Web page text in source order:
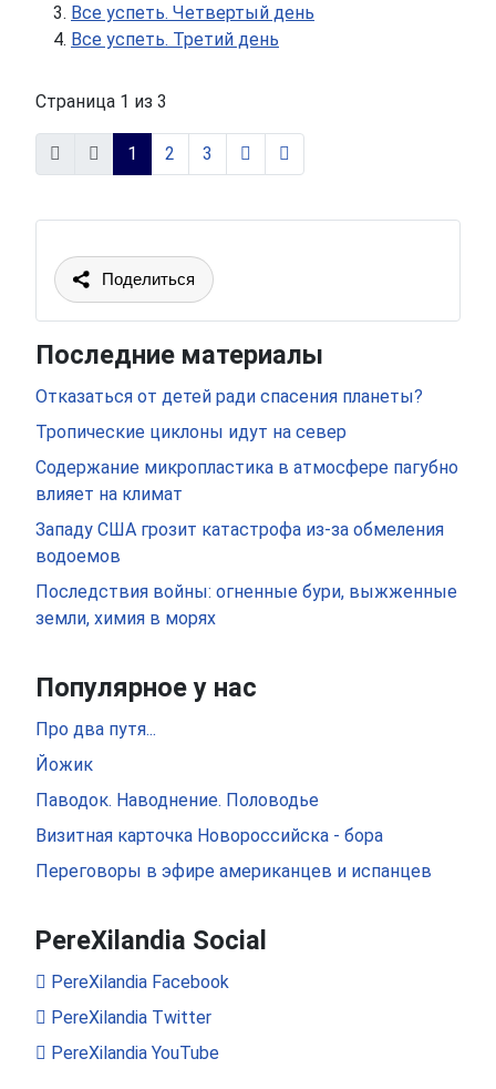
Все успеть. Четвертый день
Все успеть. Третий день
Страница 1 из 3
1 2 3
Поделиться
Последние материалы
Отказаться от детей ради спасения планеты?
Тропические циклоны идут на север
Содержание микропластика в атмосфере пагубно
влияет на климат
Западу США грозит катастрофа из-за обмеления
водоемов
Последствия войны: огненные бури, выжженные
земли, химия в морях
Популярное у нас
Про два путя...
Йожик
Паводок. Наводнение. Половодье
Визитная карточка Новороссийска - бора
Переговоры в эфире американцев и испанцев
PereXilandia Social
PereXilandia Facebook
PereXilandia Twitter
PereXilandia YouTube